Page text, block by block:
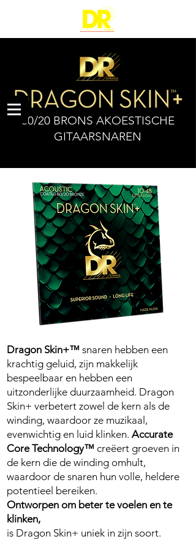
80/20 BRONS AKOESTISCHE
GITAARSNAREN
Dragon Skin+™ snaren hebben een
krachtig geluid, zijn makkelijk
bespeelbaar en hebben een
uitzonderlijke duurzaamheid. Dragon
Skin+ verbetert zowel de kern als de
winding, waardoor ze muzikaal,
evenwichtig en luid klinken. Accurate
Core Technology™ creëert groeven in
de kern die de winding omhult,
waardoor de snaren hun volle, heldere
potentieel bereiken.
Ontworpen om beter te voelen en te
klinken,
is Dragon Skin+ uniek in zijn soort.